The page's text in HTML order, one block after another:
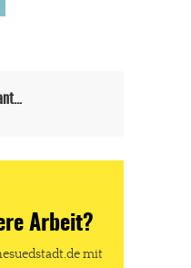
Partnerprofile und
unterstützen.
Arbeit?
mit